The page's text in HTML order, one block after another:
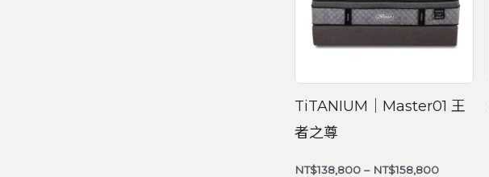
TiTANIUM｜Master01 王
者之尊
NT$138,800 – NT$158,800